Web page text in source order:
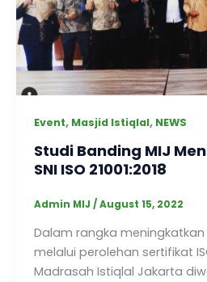
Event, Masjid Istiqlal, NEWS
Studi Banding MIJ
SNI ISO 21001:2018
Admin MIJ /August 15, 2022
Dalam rangka
melalui perolehan sertifikat
Madrasah Istiqlal Jakarta